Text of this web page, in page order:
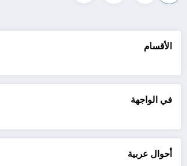
الأقسام
في الواجهة
أحوال عربية